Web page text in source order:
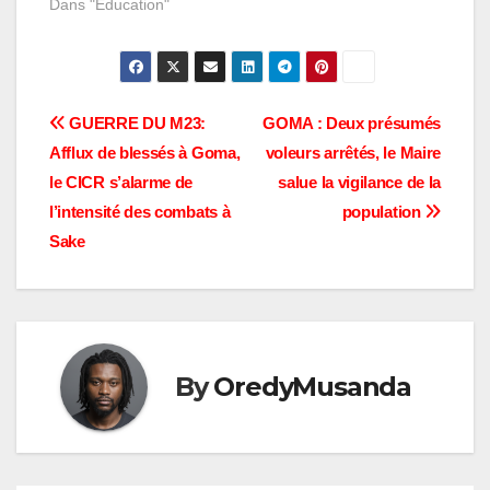
Dans "Éducation"
Navigation
de
l’article
GOMA : Deux présumés
voleurs arrêtés, le Maire
salue la vigilance de la
population
GUERRE DU M23:
Afflux de blessés à Goma,
le CICR s’alarme de
l’intensité des combats à
Sake
ByOredyMusanda